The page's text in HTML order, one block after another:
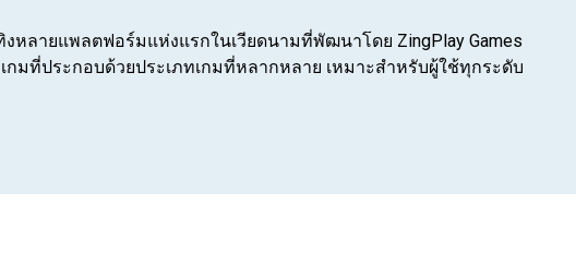
หลายแพลตฟอร์มแห่งแรกในเวียดนามที่พัฒนาโดย ZingPlay Games
มที่ประกอบด้วยประเภทเกมที่หลากหลาย เหมาะสำหรับผู้ใช้ทุกระดับ